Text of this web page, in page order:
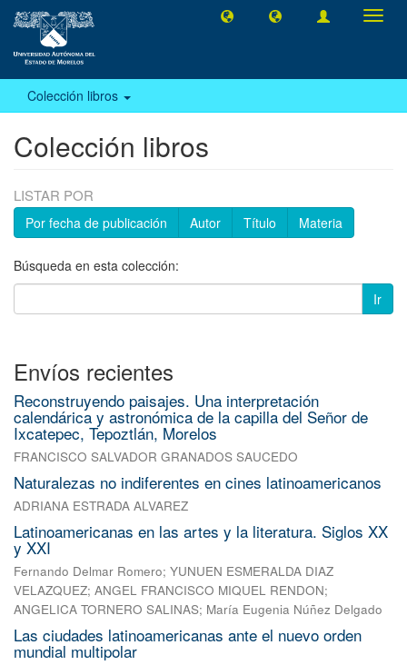
Colección libros
Colección libros
LISTAR POR
Por fecha de publicación Autor Título Materia
Búsqueda en esta colección:
Ir
Envíos recientes
Reconstruyendo paisajes. Una interpretación
calendárica y astronómica de la capilla del Señor de
Ixcatepec, Tepoztlán, Morelos
FRANCISCO SALVADOR GRANADOS SAUCEDO
Naturalezas no indiferentes en cines latinoamericanos
ADRIANA ESTRADA ALVAREZ
Latinoamericanas en las artes y la literatura. Siglos XX
y XXI
Fernando Delmar Romero; YUNUEN ESMERALDA DIAZ
VELAZQUEZ; ANGEL FRANCISCO MIQUEL RENDON;
ANGELICA TORNERO SALINAS; María Eugenia Núñez Delgado
Las ciudades latinoamericanas ante el nuevo orden
mundial multipolar